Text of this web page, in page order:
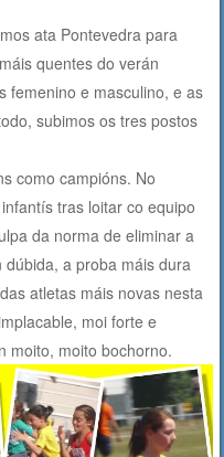
ata Pontevedra para
quentes do verán
femenino e masculino, e as
subimos os tres postos
como campións. No
tras loitar co equipo
da norma de eliminar a
a proba máis dura
atletas máis novas nesta
moi forte e
moito, moito bochorno.